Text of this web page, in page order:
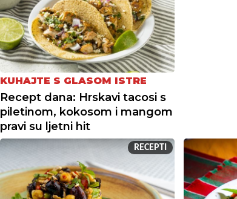
KUHAJTE S GLASOM ISTRE
Recept dana: Hrskavi tacosi s
piletinom, kokosom i mangom
pravi su ljetni hit
RECEPTI